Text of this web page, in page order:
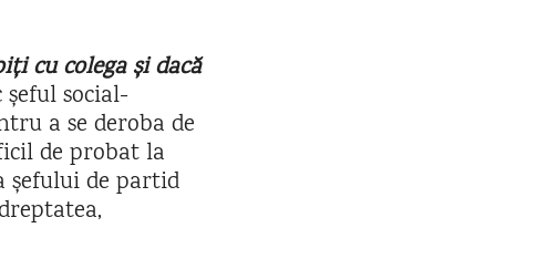
cu colega și dacă
social-
a se deroba de
de probat la
șefului de partid